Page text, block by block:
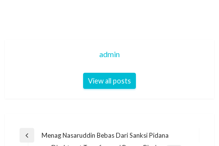
admin
View all posts
Navigasi
Previous
Menag Nasaruddin Bebas Dari Sanksi Pidana